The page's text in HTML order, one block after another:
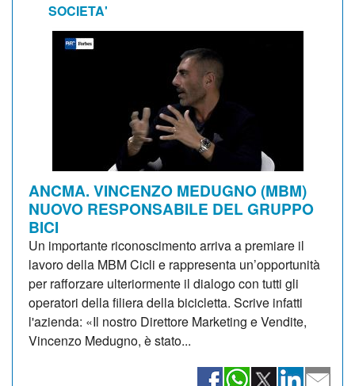
SOCIETA'
ANCMA. VINCENZO MEDUGNO (MBM)
NUOVO RESPONSABILE DEL GRUPPO
BICI
Un importante riconoscimento arriva a premiare il
lavoro della MBM Cicli e rappresenta un’opportunità
per rafforzare ulteriormente il dialogo con tutti gli
operatori della filiera della bicicletta. Scrive infatti
l'azienda: «Il nostro Direttore Marketing e Vendite,
Vincenzo Medugno, è stato...